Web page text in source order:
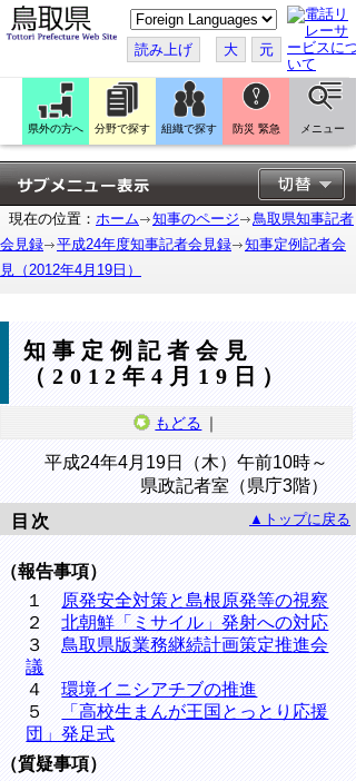
こ
の
ペ
ー
ジ
翻
訳
す
る
読み上げ 大 元
県外の方へ 分野で探す 組織で探す 防災 緊急 メニュー
現在の位置： ホーム 知事のページ
鳥取県知事記者
会見録
平成24年度知事記者会見録
知事定例記者会
見（2012年4月19日）
知事定例記者会見
（2012年4月19日）
もどる ｜
平成24年4月19日（木）午前10時～
県政記者室（県庁3階）
目次
▲トップに戻る
（報告事項）
１ 原発安全対策と島根原発等の視察
２北朝鮮「ミサイル」発射への対応
３ 鳥取県版業務継続計画策定推進会
議
４環境イニシアチブの推進
５
「高校生まんが王国とっとり応援
団」発足式
（質疑事項）